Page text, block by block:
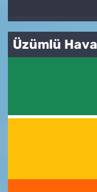
Üzümlü